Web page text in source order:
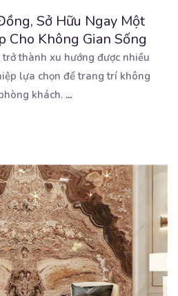
Sở Hữu Ngay Một
Cho Không Gian Sống
thành xu hướng được nhiều
lựa chọn để trangtrí không
khách. ...